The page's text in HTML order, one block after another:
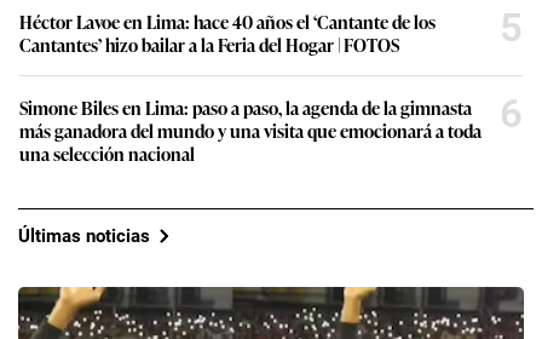
Héctor Lavoe en Lima: hace 40 años el ‘Cantante de los
Cantantes’ hizo bailar a la Feria del Hogar | FOTOS
5
Simone Biles en Lima: paso a paso, la agenda de la gimnasta
más ganadora del mundo y una visita que emocionará a toda
una selección nacional
6
Últimas noticias